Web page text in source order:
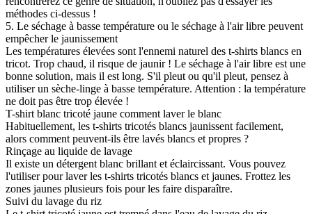
méthodes ci-dessus !
5. Le séchage à basse température ou le séchage à l'air libre peuvent
empêcher le jaunissement
Les températures élevées sont l'ennemi naturel des t-shirts blancs en
tricot. Trop chaud, il risque de jaunir ! Le séchage à l'air libre est une
bonne solution, mais il est long. S'il pleut ou qu'il pleut, pensez à
utiliser un sèche-linge à basse température. Attention : la température
ne doit pas être trop élevée !
T-shirt blanc tricoté jaune comment laver le blanc
Habituellement, les t-shirts tricotés blancs jaunissent facilement,
alors comment peuvent-ils être lavés blancs et propres ?
Rinçage au liquide de lavage
Il existe un détergent blanc brillant et éclaircissant. Vous pouvez
l'utiliser pour laver les t-shirts tricotés blancs et jaunes. Frottez les
zones jaunes plusieurs fois pour les faire disparaître.
Suivi du lavage du riz